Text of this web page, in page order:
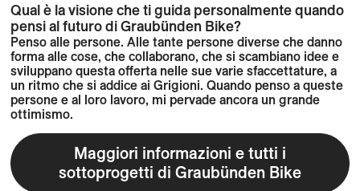
Qual è la visione che ti guida personalmente quando
pensi al futuro di Graubünden Bike?
Penso alle persone. Alle tante persone diverse che danno
forma alle cose, che collaborano, che si scambiano idee e
sviluppano questa offerta nelle sue varie sfaccettature, a
un ritmo che si addice ai Grigioni. Quando penso a queste
persone e al loro lavoro, mi pervade ancora un grande
ottimismo.
Maggiori informazioni e tutti i
sottoprogetti di Graubünden Bike